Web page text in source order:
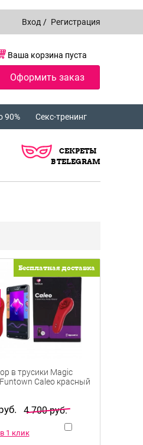
Вход / Регистрация
Ваша корзина пуста
Оформить заказ
90% Секс-тренинг
СЕКРЕТЫ
В TELEGRAM
Бесплатная доставка
4 700 руб.
1 клик